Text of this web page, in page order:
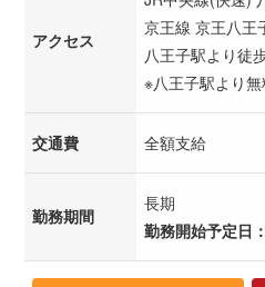
アクセス
京王線 京王八王
八王子駅より徒
※八王子駅より
交通費 全額支給
勤務期間
長期
勤務開始予定日：